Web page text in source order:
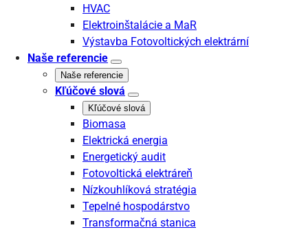
HVAC
Elektroinštalácie a MaR
Výstavba Fotovoltických elektrární
Naše referencie
Naše referencie
Kľúčové slová
Kľúčové slová
Biomasa
Elektrická energia
Energetický audit
Fotovoltická elektráreň
Nízkouhlíková stratégia
Tepelné hospodárstvo
Transformačná stanica